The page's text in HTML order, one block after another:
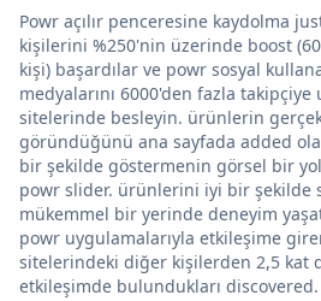
Powr açılır penceresine kaydolma
kişilerini %250'nin üzerinde boost
kişi) başardılar ve powr sosyal
medyalarını 6000'den fazla takipçiye
sitelerinde besleyin. ürünlerin
göründüğünü ana sayfada added
bir şekilde göstermenin görsel bir
powr slider. ürünlerini iyi bir şekilde
mükemmel bir yerinde deneyim
powr uygulamalarıyla etkileşime
sitelerindeki diğer kişilerden 2,5 kat
etkileşimde bulundukları discovered.